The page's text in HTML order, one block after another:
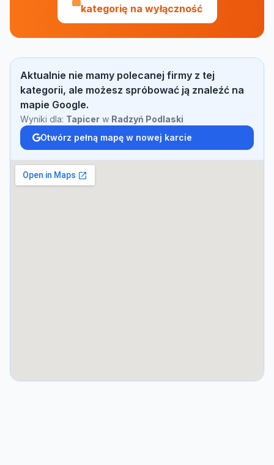
kategorię na wyłączność
Aktualnie nie mamy polecanej firmy z tej
kategorii, ale możesz spróbować ją znaleźć na
mapie Google.
Wyniki dla: Tapicer w Radzyń Podlaski
Otwórz pełną mapę w nowej karcie